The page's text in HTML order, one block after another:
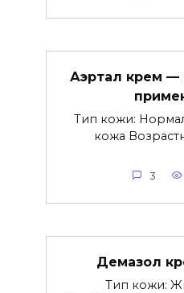
Аэртал крем —
Тип кожи:
кожа
3
Демазол
Тип кожи: